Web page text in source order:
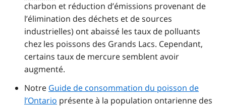
charbon et réduction d’émissions provenant de
l’élimination des déchets et de sources
industrielles) ont abaissé les taux de polluants
chez les poissons des Grands Lacs. Cependant,
certains taux de mercure semblent avoir
augmenté.
Notre Guide de consommation du poisson de
l’Ontario présente à la population ontarienne des